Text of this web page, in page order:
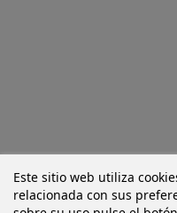
Este sitio web utiliza
relacionada con sus